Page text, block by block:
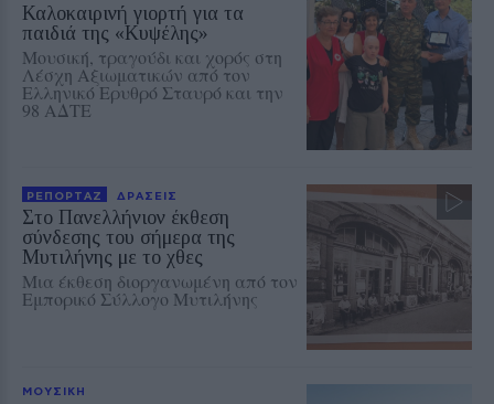
Καλοκαιρινή γιορτή για τα
παιδιά της «Κυψέλης»
Μουσική, τραγούδι και χορός στη
Λέσχη Αξιωματικών από τον
Ελληνικό Ερυθρό Σταυρό και την
98 ΑΔΤΕ
ΡΕΠΟΡΤΑΖ ΔΡΑΣΕΙΣ
Στο Πανελλήνιον έκθεση
σύνδεσης του σήμερα της
Μυτιλήνης με το χθες
Μια έκθεση διοργανωμένη από τον
Εμπορικό Σύλλογο Μυτιλήνης
ΜΟΥΣΙΚΗ